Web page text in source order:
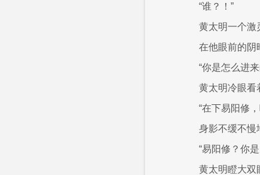
“谁？！”
黄太明一个激
在他眼前的阴
“你是怎么进
黄太明冷眼看
“在下易阳修
身影不缓不慢
“易阳修？你
黄太明瞪大双